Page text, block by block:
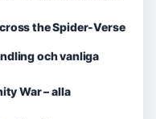
the Spider-Verse
och vanliga
War – alla